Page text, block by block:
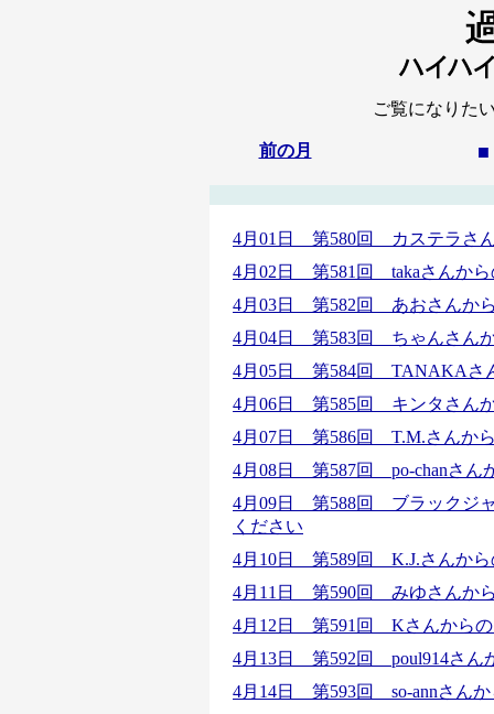
ご覧になりた
前の月 ■
4月01日 第580回 カステラさ
4月02日 第581回 takaさんから
4月03日 第582回 あおさんか
4月04日 第583回 ちゃんさん
4月05日 第584回 TANAKAさ
4月06日 第585回 キンタさん
4月07日 第586回 T.M.さんから
4月08日 第587回 po-chanさん
4月09日 第588回 ブラックジ
ください
4月10日 第589回 K.J.さんから
4月11日 第590回 みゆさんか
4月12日 第591回 Kさんからの
4月13日 第592回 poul914さん
4月14日 第593回 so-annさんか